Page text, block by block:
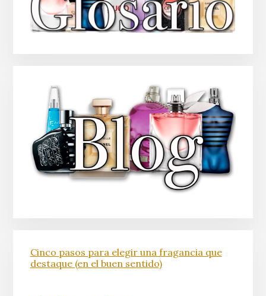
Cinco pasos para elegir una fragancia que
destaque (en el buen sentido)